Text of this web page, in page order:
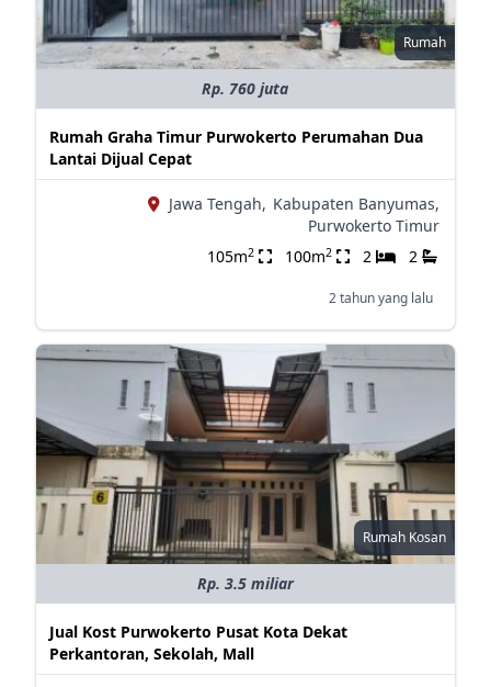
Rumah
Rp. 760 juta
Rumah Graha Timur Purwokerto Perumahan Dua
Lantai Dijual Cepat
Jawa Tengah, Kabupaten Banyumas,
Purwokerto Timur
105m2 100m2 2 2
2 tahun yang lalu
Rumah Kosan
Rp. 3.5 miliar
Jual Kost Purwokerto Pusat Kota Dekat
Perkantoran, Sekolah, Mall